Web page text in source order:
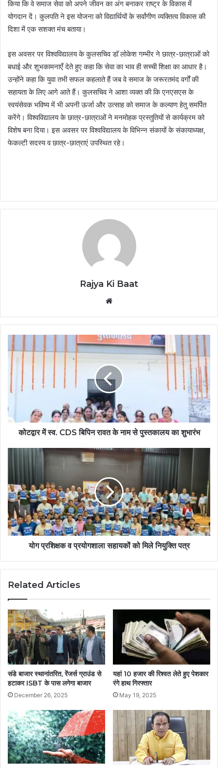
किया कि वे समाज सेवा को अपने जीवन का अंग बनाकर राष्ट्र के विकास में
योगदान दें। कुलपति ने इस योजना को विद्यार्थियों के सर्वांगीण व्यक्तित्व विकास की
दिशा में एक सशक्त मंच बताया।
इस अवसर पर विश्वविद्यालय के कुलसचिव डाॅ लोकेश गम्भीर ने छात्र-छात्राओं को
बधाई और शुभकामनाएँ देते हुए कहा कि सेवा का भाव ही सच्ची शिक्षा का आधार है।
उन्होंने कहा कि युवा तभी सफल कहलाते हैं जब वे समाज के जरूरतमंद वर्गों की
सहायता के लिए आगे आते हैं। कुलसचिव ने आशा व्यक्त की कि एनएसएस के
स्वयंसेवक भविष्य में भी अपनी ऊर्जा और उत्साह को समाज के कल्याण हेतु समर्पित
करेंगे। विश्वविद्यालय के छात्र-छात्राओं ने मनमोहक प्रस्तुतियों से कार्यक्रम को
विशेष बना दिया। इस अवसर पर विश्वविद्यालय के विभिन्न संकायों के संकायाध्यक्ष,
फेकल्टी सदस्य व छात्र-छात्राएं उपस्थित रहे।
Rajya Ki Baat
कोटद्वार में स्व. CDS बिपिन रावत के नाम से पुस्तकालय का शुभारंभ
योग प्रशिक्षक व प्रयोगशाला सहायकों को मिले नियुक्ति पत्र
Related Articles
संडे बाजार स्थानांतरित, रेंजर्स ग्राउंड से
हटाकर ISBT के पास लगेगा बाजार
December 26, 2025
यहां 10 हजार की रिश्वत लेते हुए पेशकार
रंगे हाथ गिरफ्तार
May 19, 2025